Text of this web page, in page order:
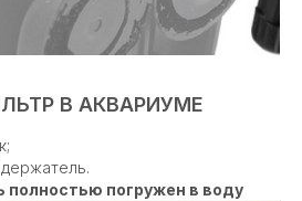
В АКВАРИУМЕ
погружен в воду